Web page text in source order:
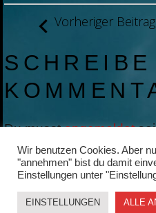
Vorheriger Beitrag
Du musstangemeldet
abzugeben.
Wir benutzen Cookies. Aber
"annehmen" bist du damit
Einstellungen unter
EINSTELLUNGEN ALLE